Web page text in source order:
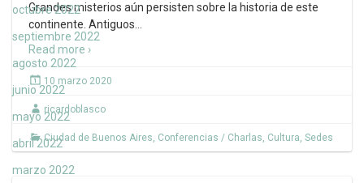
octubre 2022
septiembre 2022
agosto 2022
junio 2022
mayo 2022
abril 2022
marzo 2022
Grandes misterios aún persisten sobre la historia de este
continente. Antiguos…
Read more ›
10 marzo 2020
ricardoblasco
Ciudad de Buenos Aires, Conferencias / Charlas, Cultura, Sedes